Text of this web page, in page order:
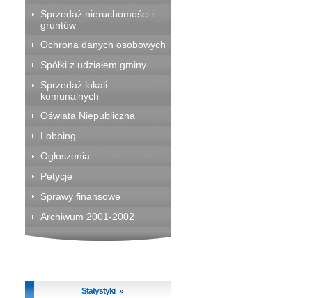
Sprzedaż nieruchomości i
gruntów
Ochrona danych osobowych
Spółki z udziałem gminy
Sprzedaż lokali
komunalnych
Oświata Niepubliczna
Lobbing
Ogłoszenia
Petycje
Sprawy finansowe
Archiwum 2001-2002
Statystyki »